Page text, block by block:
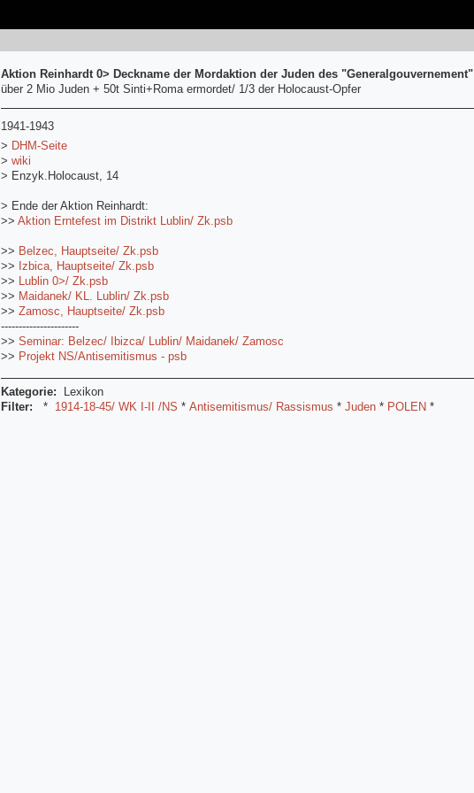
Aktion Reinhardt 0> Deckname der Mordaktion der Juden des "Generalgouvernement"
über 2 Mio Juden + 50t Sinti+Roma ermordet/ 1/3 der Holocaust-Opfer
1941-1943
> DHM-Seite
> wiki
> Enzyk.Holocaust, 14
> Ende der Aktion Reinhardt:
>> Aktion Erntefest im Distrikt Lublin/ Zk.psb
>> Belzec, Hauptseite/ Zk.psb
>> Izbica, Hauptseite/ Zk.psb
>> Lublin 0>/ Zk.psb
>> Maidanek/ KL. Lublin/ Zk.psb
>> Zamosc, Hauptseite/ Zk.psb
----------------------
>> Seminar: Belzec/ Ibizca/ Lublin/ Maidanek/ Zamosc
>> Projekt NS/Antisemitismus - psb
Kategorie:
Lexikon
Filter:
* 1914-18-45/ WK I-II /NS * Antisemitismus/ Rassismus * Juden * POLEN *